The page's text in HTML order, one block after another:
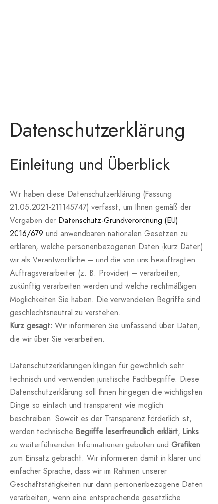
Datenschutzerklärung
Einleitung und Überblick
Wir haben diese Datenschutzerklärung (Fassung
21.05.2021-211145747) verfasst, um Ihnen gemäß der
Vorgaben der Datenschutz-Grundverordnung (EU)
2016/679 und anwendbaren nationalen Gesetzen zu
erklären, welche personenbezogenen Daten (kurz Daten)
wir als Verantwortliche – und die von uns beauftragten
Auftragsverarbeiter (z. B. Provider) – verarbeiten,
zukünftig verarbeiten werden und welche rechtmäßigen
Möglichkeiten Sie haben. Die verwendeten Begriffe sind
geschlechtsneutral zu verstehen.
Kurz gesagt: Wir informieren Sie umfassend über Daten,
die wir über Sie verarbeiten.
Datenschutzerklärungen klingen für gewöhnlich sehr
technisch und verwenden juristische Fachbegriffe. Diese
Datenschutzerklärung soll Ihnen hingegen die wichtigsten
Dinge so einfach und transparent wie möglich
beschreiben. Soweit es der Transparenz förderlich ist,
werden technische Begriffe leserfreundlich erklärt, Links
zu weiterführenden Informationen geboten und Grafiken
zum Einsatz gebracht. Wir informieren damit in klarer und
einfacher Sprache, dass wir im Rahmen unserer
Geschäftstätigkeiten nur dann personenbezogene Daten
verarbeiten, wenn eine entsprechende gesetzliche